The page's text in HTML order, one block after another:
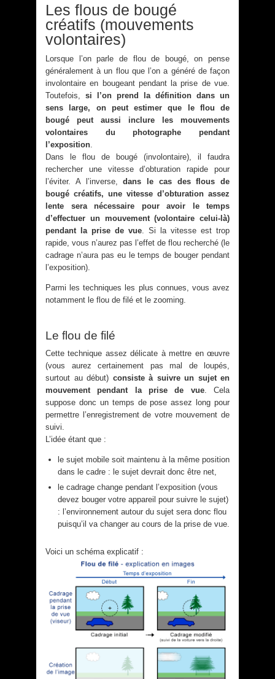
Les flous de bougé
créatifs (mouvements
volontaires)
Lorsque l’on parle de flou de bougé, on pense
généralement à un flou que l’on a généré de façon
involontaire en bougeant pendant la prise de vue.
Toutefois, si l’on prend la définition dans un
sens large, on peut estimer que le flou de
bougé peut aussi inclure les mouvements
volontaires du photographe pendant
l’exposition
Dans le flou de bougé (involontaire), il faudra
rechercher une vitesse d’obturation rapide pour
l’éviter. A l’inverse,dans le cas des flous de
bougé créatifs, une vitesse d’obturation assez
lente sera nécessaire pour avoir le temps
d’effectuer un mouvement (volontaire celui-là)
pendant la prise de vue . Si la vitesse est trop
rapide, vous n’aurez pas l’effet de flou recherché (le
cadrage n’aura pas eu le temps de bouger pendant
l’exposition).
Parmi les techniques les plus connues, vous avez
notamment le flou de filé et le zooming.
Le flou de filé
Cette technique assez délicate à mettre en œuvre
(vous aurez certainement pas mal de loupés,
surtout au début) consiste à suivre un sujet en
mouvement pendant la prise de vue. Cela
suppose donc un temps de pose assez long pour
permettre l’enregistrement de votre mouvement de
suivi.
L’idée étant que :
le sujet mobile soit maintenu à la même position
dans le cadre : le sujet devrait donc être net,
le cadrage change pendant l’exposition (vous
devez bouger votre appareil pour suivre le sujet)
: l’environnement autour du sujet sera donc flou
puisqu’il va changer au cours de la prise de vue.
Voici un schéma explicatif :